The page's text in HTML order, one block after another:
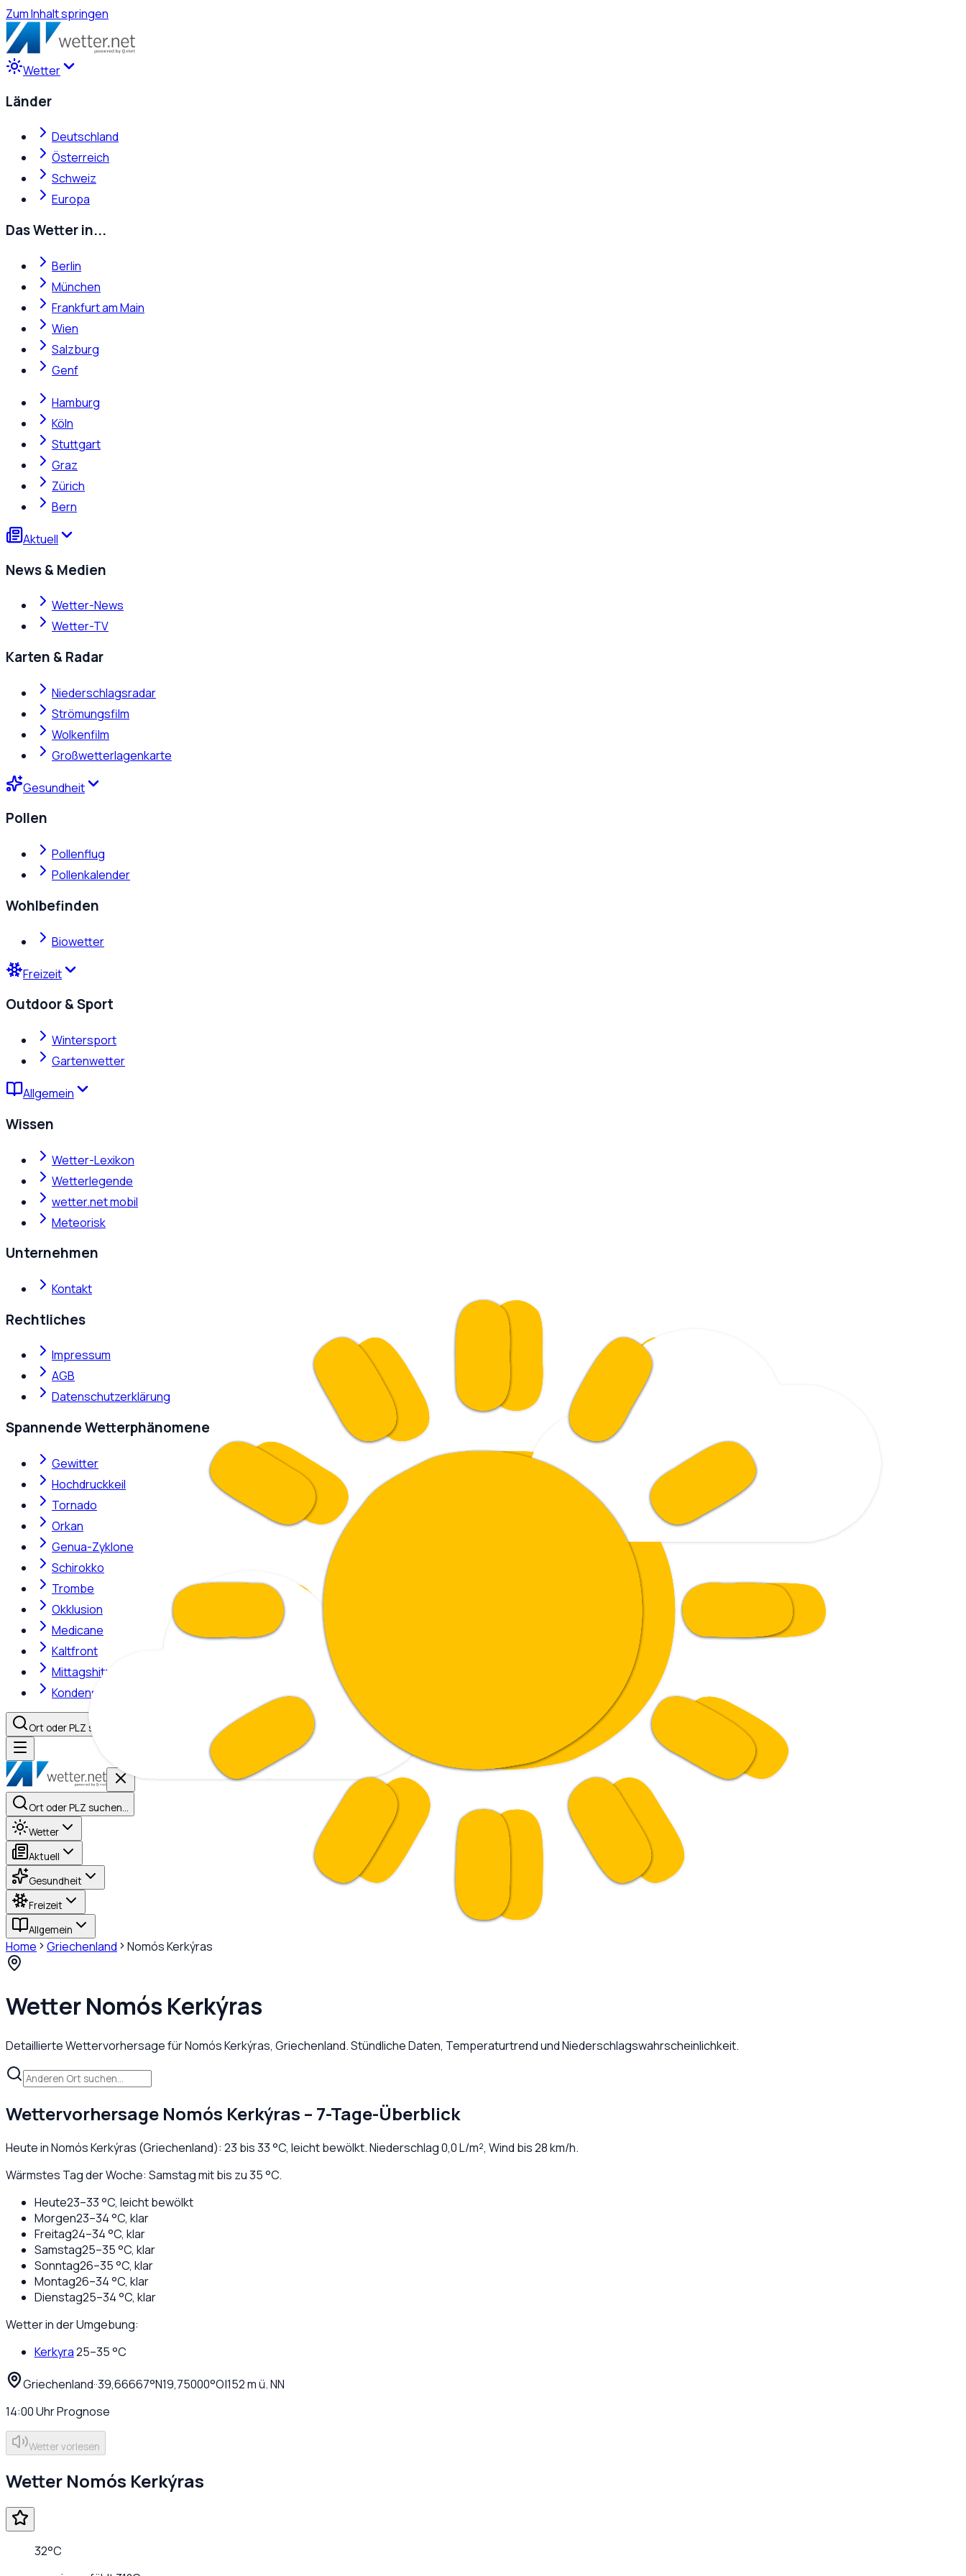
Zum Inhalt springen
Wetter
Länder
Deutschland
Österreich
Schweiz
Europa
Das Wetter in...
Berlin
München
Frankfurt am Main
Wien
Salzburg
Genf
Hamburg
Köln
Stuttgart
Graz
Zürich
Bern
Aktuell
News & Medien
Wetter-News
Wetter-TV
Karten & Radar
Niederschlagsradar
Strömungsfilm
Wolkenfilm
Großwetterlagenkarte
Gesundheit
Pollen
Pollenflug
Pollenkalender
Wohlbefinden
Biowetter
Freizeit
Outdoor & Sport
Wintersport
Gartenwetter
Allgemein
Wissen
Wetter-Lexikon
Wetterlegende
wetter.net mobil
Meteorisk
Unternehmen
Kontakt
Rechtliches
Impressum
AGB
Datenschutzerklärung
Spannende Wetterphänomene
Gewitter
Hochdruckkeil
Tornado
Orkan
Genua-Zyklone
Schirokko
Trombe
Okklusion
Medicane
Kaltfront
Mittagshitze
Kondensstreifen
Ort oder PLZ suchen…
Ort oder PLZ suchen…
Wetter
Aktuell
Gesundheit
Freizeit
Allgemein
Home Griechenland Nomós Kerkýras
WetterNomós Kerkýras
Detaillierte Wettervorhersage fürNomós Kerkýras, Griechenland. Stündliche Daten, Temperaturtrend und Niederschlagswahrscheinlichkeit.
Wettervorhersage Nomós Kerkýras – 7-Tage-Überblick
Heute inNomós Kerkýras (Griechenland): 23 bis33°C, leicht bewölkt. Niederschlag0,0L/m², Wind bis28km/h.
Wärmstes Tag der Woche: Samstag mit bis zu 35 °C.
Heute23–33°C, leicht bewölkt
Morgen23–34°C, klar
Freitag24–34°C, klar
Samstag25–35°C, klar
Sonntag26–35°C, klar
Montag26–34°C, klar
Dienstag25–34°C, klar
Wetter in der Umgebung:
Kerkyra25–35°C
Griechenland··39,66667°N19,75000°O|152m ü. NN
14:00UhrPrognose
Wetter vorlesen
Wetter Nomós Kerkýras
32°C